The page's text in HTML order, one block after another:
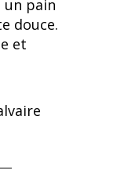
un pain
douce.
et